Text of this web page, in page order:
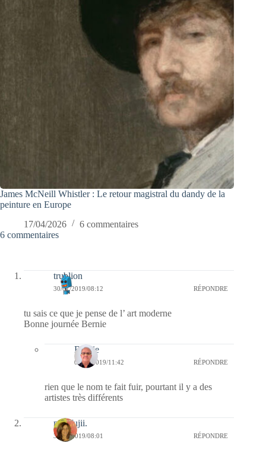
James McNeill Whistler : Le retour magistral du dandy de la
peinture en Europe
17/04/2026
6 commentaires
6 commentaires
trublion
30/01/2019/08:12 RÉPONDRE
tu sais ce que je pense de l’ art moderne
Bonne journée Bernie
Bernie
02/02/2019/11:42 RÉPONDRE
rien que le nom te fait fuir, pourtant il y a des
artistes très différents
missfujii.
30/01/2019/08:01 RÉPONDRE